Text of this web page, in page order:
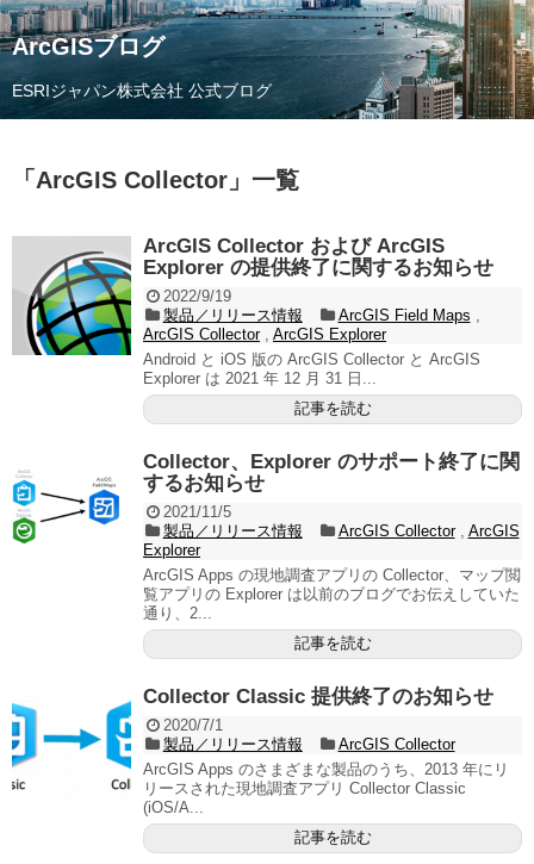
ArcGISブログ
ESRIジャパン株式会社 公式ブログ
「 ArcGIS Collector 」 一覧
ArcGIS Collector および ArcGIS
Explorer の提供終了に関するお知らせ
2022/9/19
製品／リリース情報
ArcGIS Field Maps
ArcGIS Collector, ArcGIS Explorer
Android と iOS 版の ArcGIS Collector と ArcGIS
Explorer は 2021 年 12 月 31 日...
記事を読む
Collector、Explorer のサポート終了に関
するお知らせ
2021/11/5
製品／リリース情報
ArcGIS Collector, ArcGIS
Explorer
ArcGIS Apps の現地調査アプリの Collector、マップ閲
覧アプリの Explorer は以前のブログでお伝えしていた
通り、2...
記事を読む
Collector Classic 提供終了のお知らせ
2020/7/1
製品／リリース情報
ArcGIS Collector
ArcGIS Apps のさまざまな製品のうち、2013 年にリ
リースされた現地調査アプリ Collector Classic
(iOS/A...
記事を読む